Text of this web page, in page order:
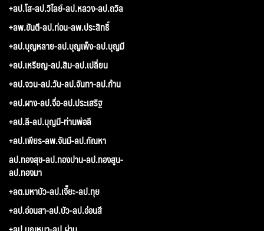
+ลป.โส-ลป.วิไลย์-ลป.หลวง-ลป.ถวิล
+ลพ.ขันตี-ลป.ท่อน-ลพ.ประสิทธิ์
+ลป.บุญหลาย-ลป.บุญเพ็ง-ลป.บุญมี
+ลป.เหรียญ-ลป.สิม-ลป.เปลี่ยน
+ลป.จวน-ลป.วัน-ลป.จันทา-ลป.ก้าน
+ลป.ผาง-ลป.จื่อ-ลป.ประเสริฐ
+ลป.ลี-ลป.บุญมี-ท่านพ่อลี
+ลป.เพียร-ลพ.จันมี-ลป.กัณหา
ลป.ทองสุข-ลป.ทองปาน-ลป.ทองสูน-
ลป.ทองมา
+ลต.มหาบัว-ลป.เจี๊ยะ-ลป.ทุย
+ลป.อ่อนสา-ลป.บัว-ลป.อ่อนสี